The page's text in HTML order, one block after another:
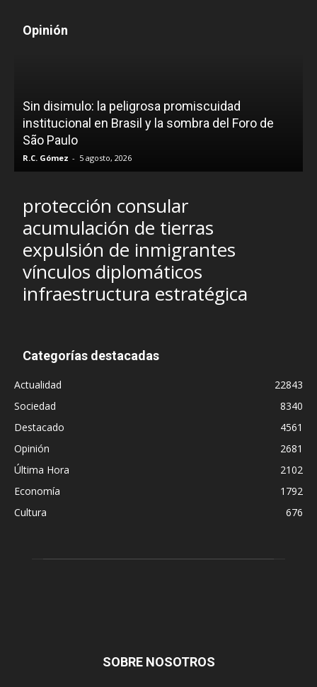
Opinión
Sin disimulo: la peligrosa promiscuidad
institucional en Brasil y la sombra del Foro de
São Paulo
R.C. Gómez - 5 agosto, 2026
protección consular
acumulación de tierras
expulsión de inmigrantes
vínculos diplomáticos
infraestructura estratégica
Categorías destacadas
Actualidad
22843
Sociedad
8340
Destacado
4561
Opinión
2681
Última Hora
2102
Economía
1792
Cultura
676
SOBRE NOSOTROS